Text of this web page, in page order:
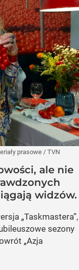
prasowe / TVN
ale nie
widzów.
„Taskmastera”,
sezony
„Azja